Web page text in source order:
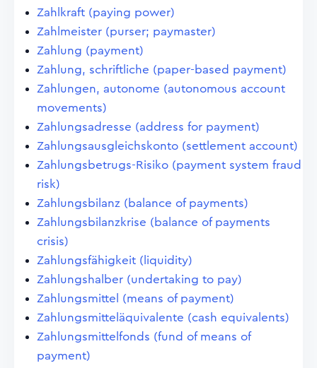
Zahlkraft (paying power)
Zahlmeister (purser; paymaster)
Zahlung (payment)
Zahlung, schriftliche (paper-based payment)
Zahlungen, autonome (autonomous account
movements)
Zahlungsadresse (address for payment)
Zahlungsausgleichskonto (settlement account)
Zahlungsbetrugs-Risiko (payment system fraud
risk)
Zahlungsbilanz (balance of payments)
Zahlungsbilanzkrise (balance of payments
crisis)
Zahlungsfähigkeit (liquidity)
Zahlungshalber (undertaking to pay)
Zahlungsmittel (means of payment)
Zahlungsmitteläquivalente (cash equivalents)
Zahlungsmittelfonds (fund of means of
payment)